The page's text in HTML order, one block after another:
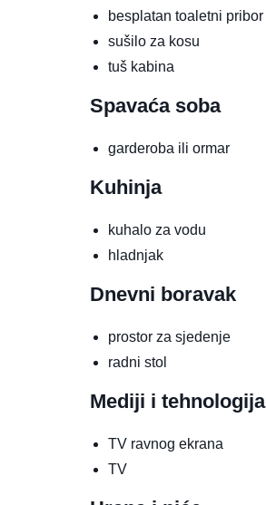
besplatan toaletni pribor
sušilo za kosu
tuš kabina
Spavaća soba
garderoba ili ormar
Kuhinja
kuhalo za vodu
hladnjak
Dnevni boravak
prostor za sjedenje
radni stol
Mediji i tehnologija
TV ravnog ekrana
TV